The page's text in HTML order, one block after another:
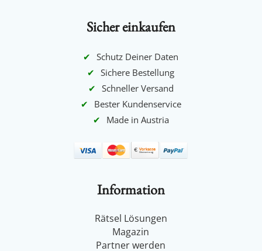
Sichere Bestellung
Bester Kundenservice
Made in Austria
Information
Magazin
Partner werden
Versand
AGB